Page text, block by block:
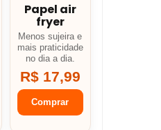
Papel air
fryer
Menos sujeira e
mais praticidade
no dia a dia.
R$ 17,99
Comprar